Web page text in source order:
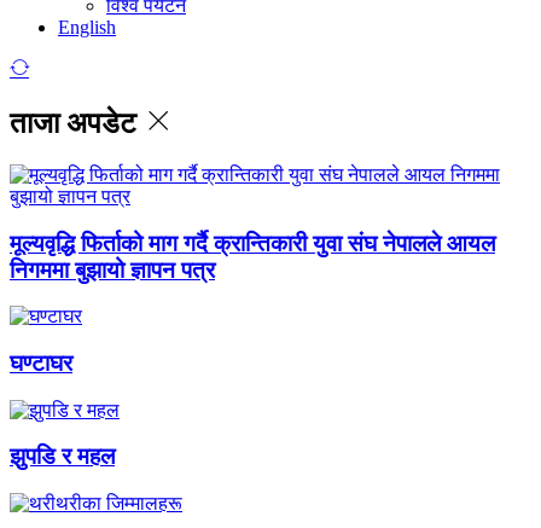
विश्व पर्यटन
English
ताजा अपडेट
मूल्यवृद्धि फिर्ताको माग गर्दै क्रान्तिकारी युवा संघ नेपालले आयल
निगममा बुझायो ज्ञापन पत्र
घण्टाघर
झुपडि र महल